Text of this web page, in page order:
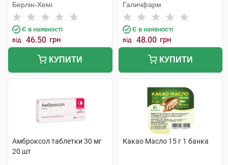
Берлін-Хемі
Є в наявності
від 46.50 грн
КУПИТИ
Галичфарм
Є в наявності
від 48.00 грн
КУПИТИ
Амброксол таблетки 30 мг
20 шт
Какао Масло 15 г 1 банка